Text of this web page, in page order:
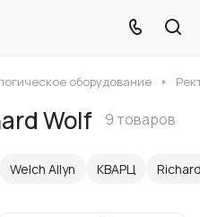
оборудование
Wolf 9 товаров
Welch Allyn КВАРЦ